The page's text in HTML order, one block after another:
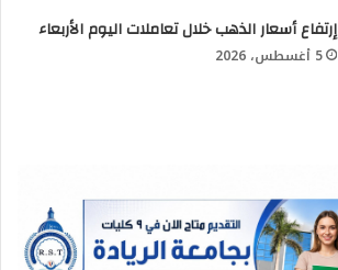
إرتفاع أسعار الذهب خلال تعاملات اليوم الأربعاء
5 أغسطس، 2026